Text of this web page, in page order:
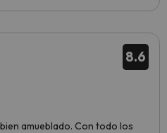
8.6
amueblado. Con todo los